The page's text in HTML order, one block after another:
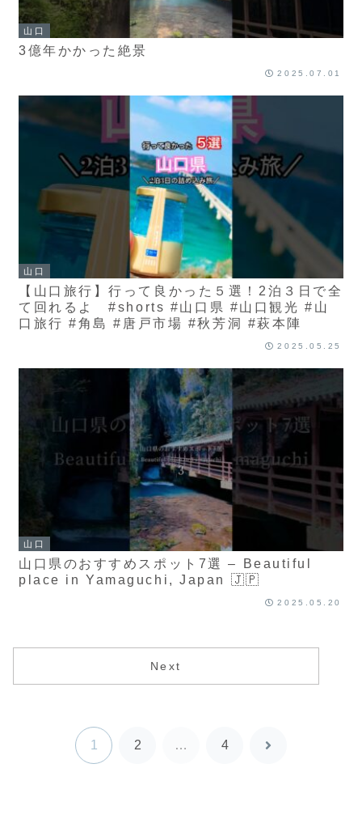
山口
3億年かかった絶景
2025.07.01
山口
【山口旅行】行って良かった５選！2泊３日で全
て回れるよ #shorts #山口県 #山口観光 #山
口旅行 #角島 #唐戸市場 #秋芳洞 #萩本陣
2025.05.25
山口
山口県のおすすめスポット7選 – Beautiful
place in Yamaguchi, Japan 🇯🇵
2025.05.20
Next
1 2 … 4
次